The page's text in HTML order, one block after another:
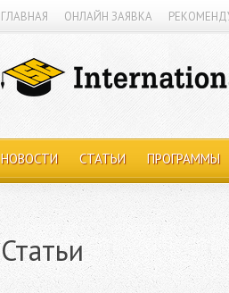
ГЛАВНАЯ ОНЛАЙН ЗАЯВКА
НОВОСТИ СТАТЬИ ПРОГРАММЫ
Статьи